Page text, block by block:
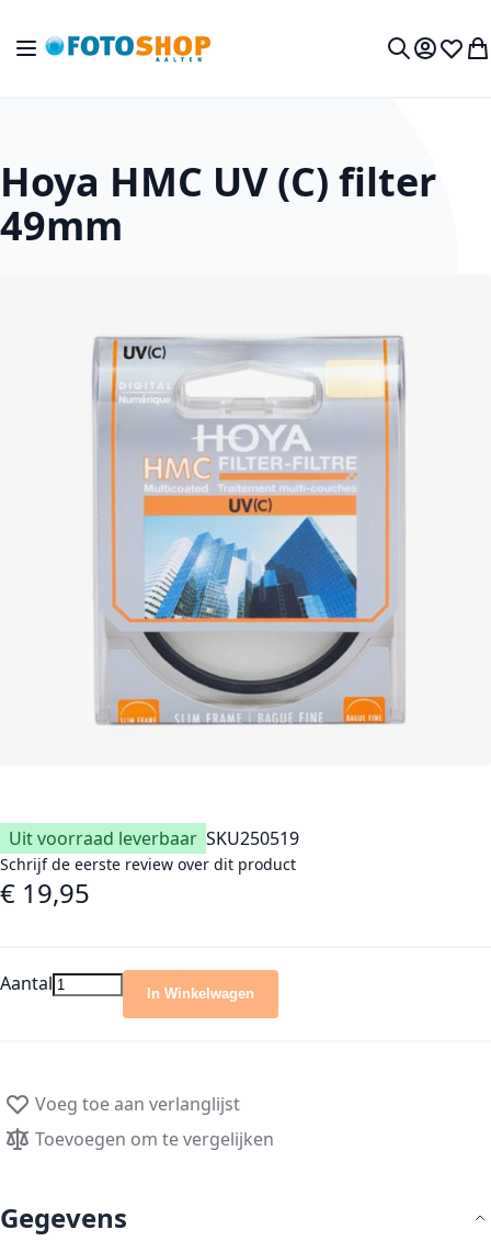
Toggle Nav
Mijn
Hoya HMC UV (C) filter
49mm
Uit voorraad leverbaar SKU250519
Schrijf de eerste review over dit product
€ 19,95
Aantal In Winkelwagen
Voeg toe aan verlanglijst
Toevoegen om te vergelijken
Gegevens